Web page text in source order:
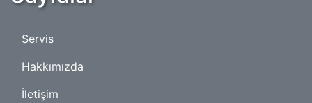
Servis
Hakkımızda
İletişim